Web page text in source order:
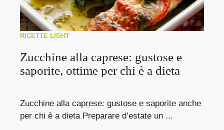
RICETTE LIGHT
Zucchine alla caprese: gustose e
saporite, ottime per chi è a dieta
Zucchine alla caprese: gustose e saporite anche
per chi è a dieta Preparare d’estate un ...